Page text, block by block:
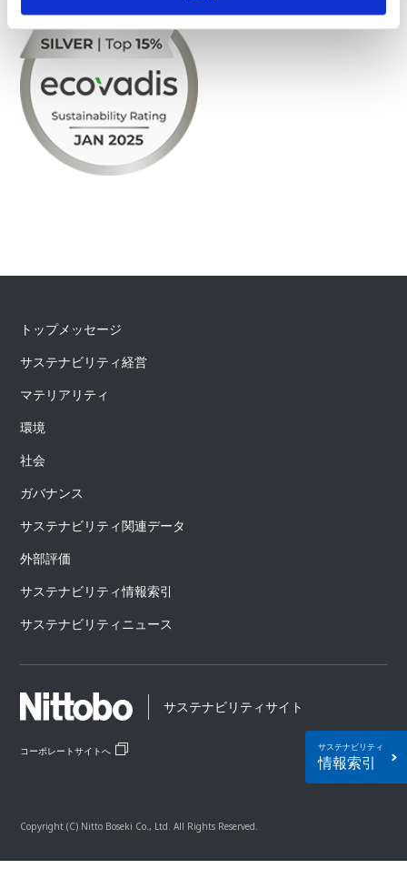
トップメッセージ
サステナビリティ経営
マテリアリティ
環境
社会
ガバナンス
サステナビリティ関連データ
外部評価
サステナビリティ情報索引
サステナビリティニュース
サステナビリティサイト
コーポレートサイトへ
Copyright (C) Nitto Boseki Co., Ltd. All Rights Reserved.
サステナビリティ
情報索引